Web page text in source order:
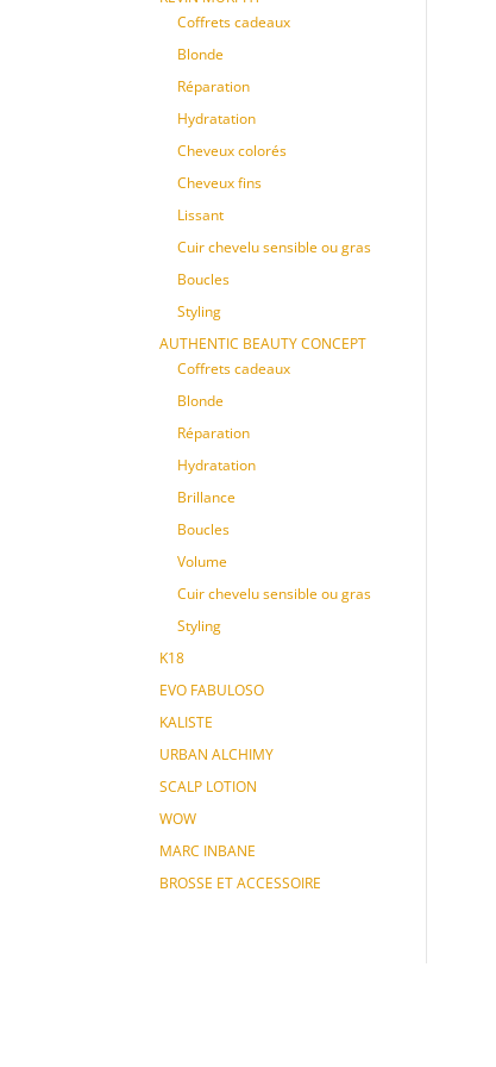
Coffrets cadeaux
Blonde
Réparation
Hydratation
Cheveux colorés
Cheveux fins
Lissant
Cuir chevelu sensible ou gras
Boucles
Styling
AUTHENTIC BEAUTY CONCEPT
Coffrets cadeaux
Blonde
Réparation
Hydratation
Brillance
Boucles
Volume
Cuir chevelu sensible ou gras
Styling
K18
EVO FABULOSO
KALISTE
URBAN ALCHIMY
SCALP LOTION
WOW
MARC INBANE
BROSSE ET ACCESSOIRE